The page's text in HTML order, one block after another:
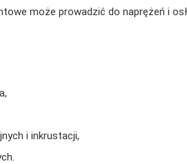
może prowadzić do naprężeń i
i inkrustacji,